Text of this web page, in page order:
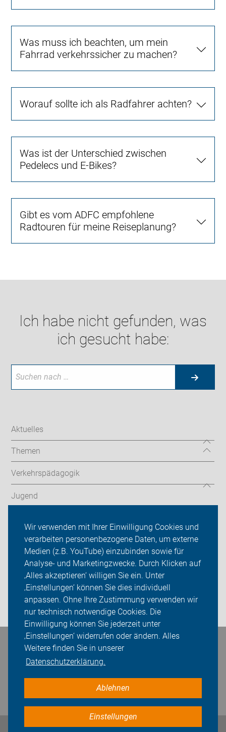
Wir verwenden mit Ihrer Einwilligung Cookies und
verarbeiten personenbezogene Daten, um externe
Medien (z.B. YouTube) einzubinden sowie für
Analyse- und Marketingzwecke. Durch Klicken auf
‚Alles akzeptieren‘ willigen Sie ein. Unter
‚Einstellungen‘ können Sie dies individuell
anpassen. Ohne Ihre Zustimmung verwenden wir
nur technisch notwendige Cookies. Die
Einwilligung können Sie jederzeit unter
‚Einstellungen‘ widerrufen oder ändern. Alles
Weitere finden Sie in unserer
Datenschutzerklärung.
Ablehnen
Einstellungen
Was muss ich beachten, um mein
Fahrrad verkehrssicher zu machen?
Worauf sollte ich als Radfahrer achten?
Was ist der Unterschied zwischen
Pedelecs und E-Bikes?
Gibt es vom ADFC empfohlene
Radtouren für meine Reiseplanung?
Ich habe nicht gefunden, was
ich gesucht habe:
Aktuelles
Themen
Verkehrspädagogik
Jugend
ADFC Rhein-Neckar
Sei dabei
Presse
Login
Bleiben Sie in Kontakt